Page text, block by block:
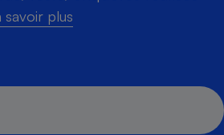
savoir plus